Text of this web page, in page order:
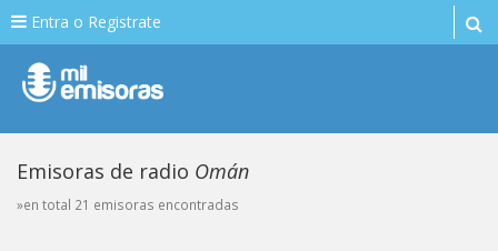
Entra o Registrate
Emisoras de radio Omán
»en total 21 emisoras encontradas